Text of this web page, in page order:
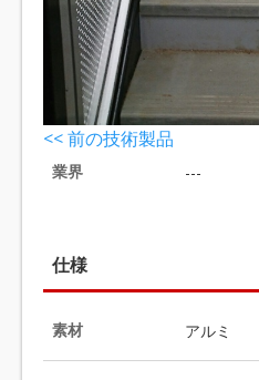
<< 前の技術製品
業界 ---
仕様
素材 アルミ